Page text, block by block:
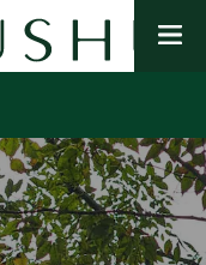
を
開
く